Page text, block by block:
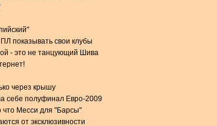
показывать свои клубы
- это не танцующий Шива
через крышу
себе полуфинал Евро-2009
что Месси для "Барсы"
от эксклюзивности